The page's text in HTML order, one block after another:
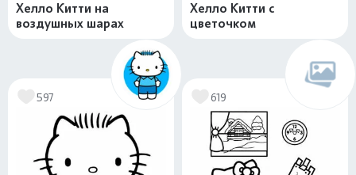
Хелло Китти на
воздушных шарах
Хелло Китти с
цветочком
597 619